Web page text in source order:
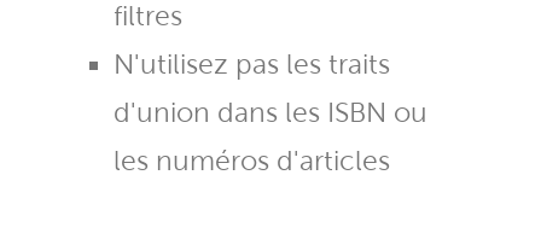
filtres
N'utilisez pas les traits
d'union dans les ISBN ou
les numéros d'articles